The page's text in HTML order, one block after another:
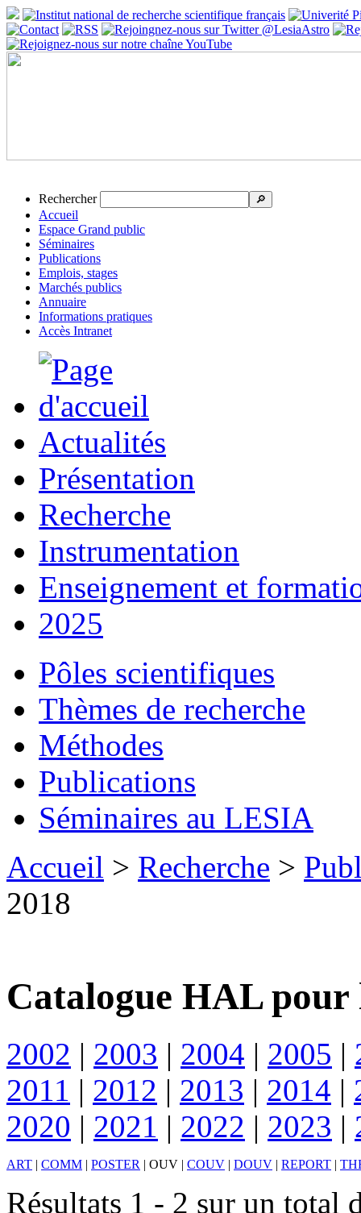
Rechercher 🔎
Accueil
Espace Grand public
Séminaires
Publications
Emplois, stages
Marchés publics
Annuaire
Informations pratiques
Accès Intranet
Actualités
Présentation
Recherche
Instrumentation
Enseignement et
2025
Pôles scientifiques
Thèmes de recherche
Méthodes
Publications
Séminaires au LESIA
Accueil > Recherche >
2018
Catalogue HAL pour
2002 | 2003 | 2004 | 2005 |
2011 | 2012 | 2013 | 2014 |
2020 | 2021 | 2022 | 2023 |
ART | COMM | POSTER | OUV | COUV | DOUV | REPORT |
Résultats 1 - 2 sur un total